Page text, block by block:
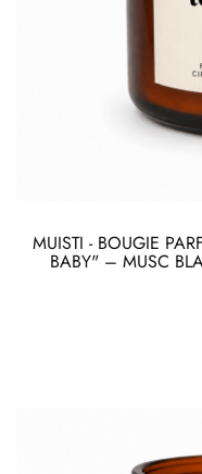
MUISTI - BOUGIE
BABY" – MUSC